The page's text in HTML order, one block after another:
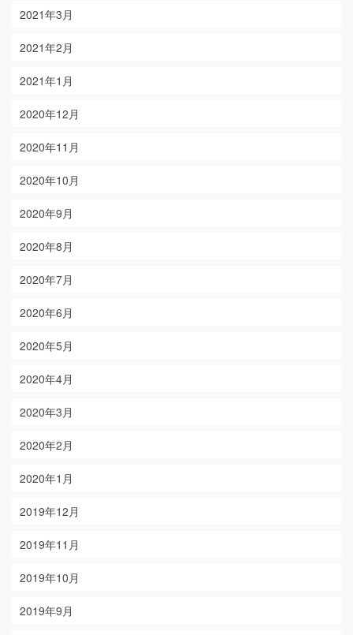
2021年3月
2021年2月
2021年1月
2020年12月
2020年11月
2020年10月
2020年9月
2020年8月
2020年7月
2020年6月
2020年5月
2020年4月
2020年3月
2020年2月
2020年1月
2019年12月
2019年11月
2019年10月
2019年9月